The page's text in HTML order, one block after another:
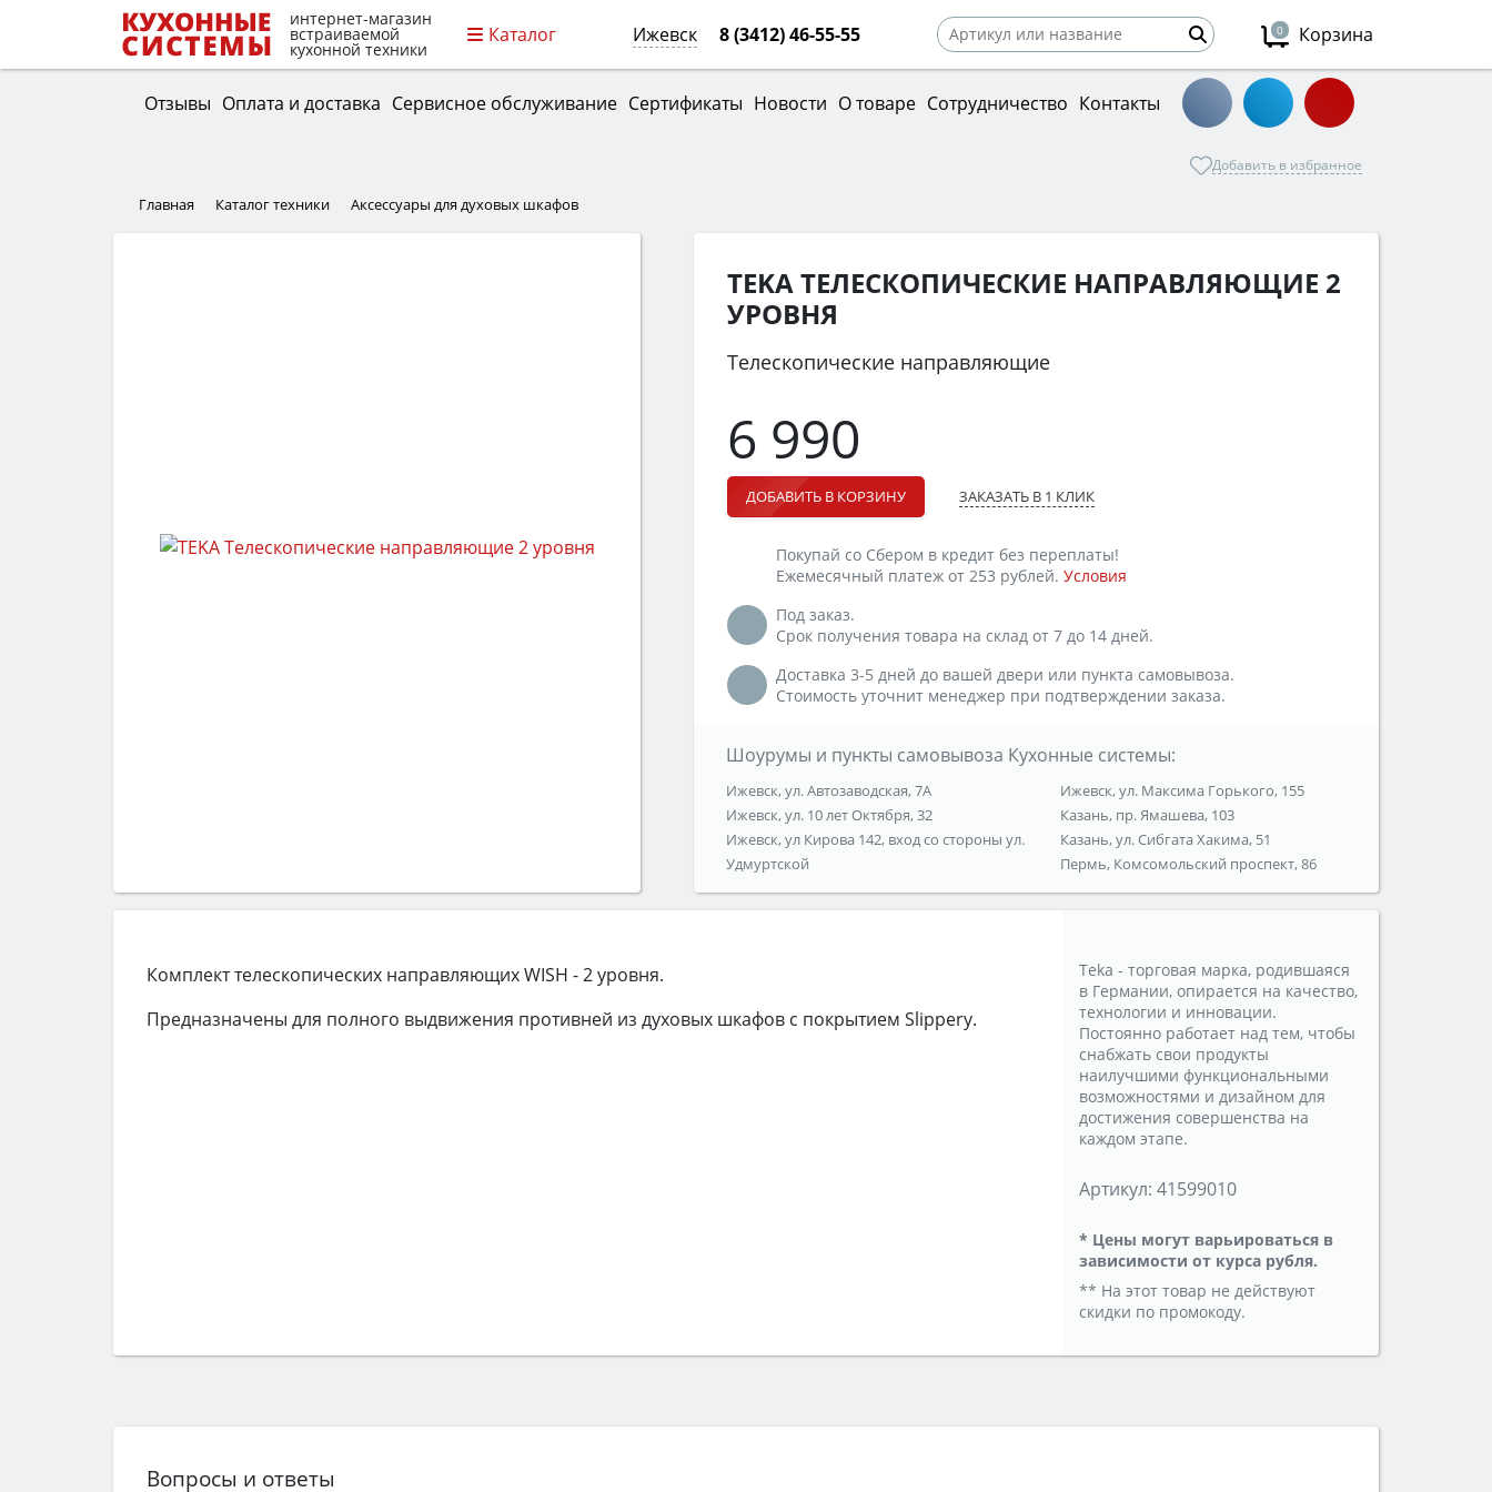
интернет-магазин
встраиваемой
кухонной техники
Каталог Ижевск 8 (3412) 46-55-55 0 Корзина
Отзывы Оплата и доставка Сервисное обслуживание Сертификаты Новости О товаре Сотрудничество Контакты
Добавить в избранное
Главная Каталог техники Аксессуары для духовых шкафов
TEKA ТЕЛЕСКОПИЧЕСКИЕ НАПРАВЛЯЮЩИЕ 2
УРОВНЯ
Телескопические направляющие
6 990
ДОБАВИТЬ В КОРЗИНУ ЗАКАЗАТЬ В 1 КЛИК
Покупай со Сбером в кредит без переплаты!
Ежемесячный платеж от 253 рублей. Условия
Под заказ.
Срок получения товара на склад от 7 до 14 дней.
Доставка 3-5 дней до вашей двери или пункта самовывоза.
Стоимость уточнит менеджер при подтверждении заказа.
Шоурумы и пункты самовывоза Кухонные системы:
Ижевск, ул. Автозаводская, 7А
Ижевск, ул. 10 лет Октября, 32
Ижевск, ул Кирова 142, вход со стороны ул.
Удмуртской
Ижевск, ул. Максима Горького, 155
Казань, пр. Ямашева, 103
Казань, ул. Сибгата Хакима, 51
Пермь, Комсомольский проспект, 86
Комплект телескопических направляющих WISH - 2 уровня.
Предназначены для полного выдвижения противней из духовых шкафов с покрытием Slippery.
Teka - торговая марка, родившаяся
в Германии, опирается на качество,
технологии и инновации.
Постоянно работает над тем, чтобы
снабжать свои продукты
наилучшими функциональными
возможностями и дизайном для
достижения совершенства на
каждом этапе.
Артикул: 41599010
* Цены могут варьироваться в
зависимости от курса рубля.
** На этот товар не действуют
скидки по промокоду.
Вопросы и ответы